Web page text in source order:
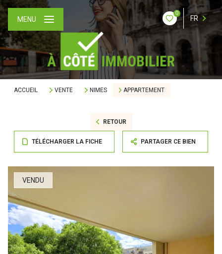
0
FR
MENU
ACCUEIL VENTE NIMES APPARTEMENT
RETOUR
TÉLÉCHARGER LA FICHE PARTAGER CE BIEN
VENDU